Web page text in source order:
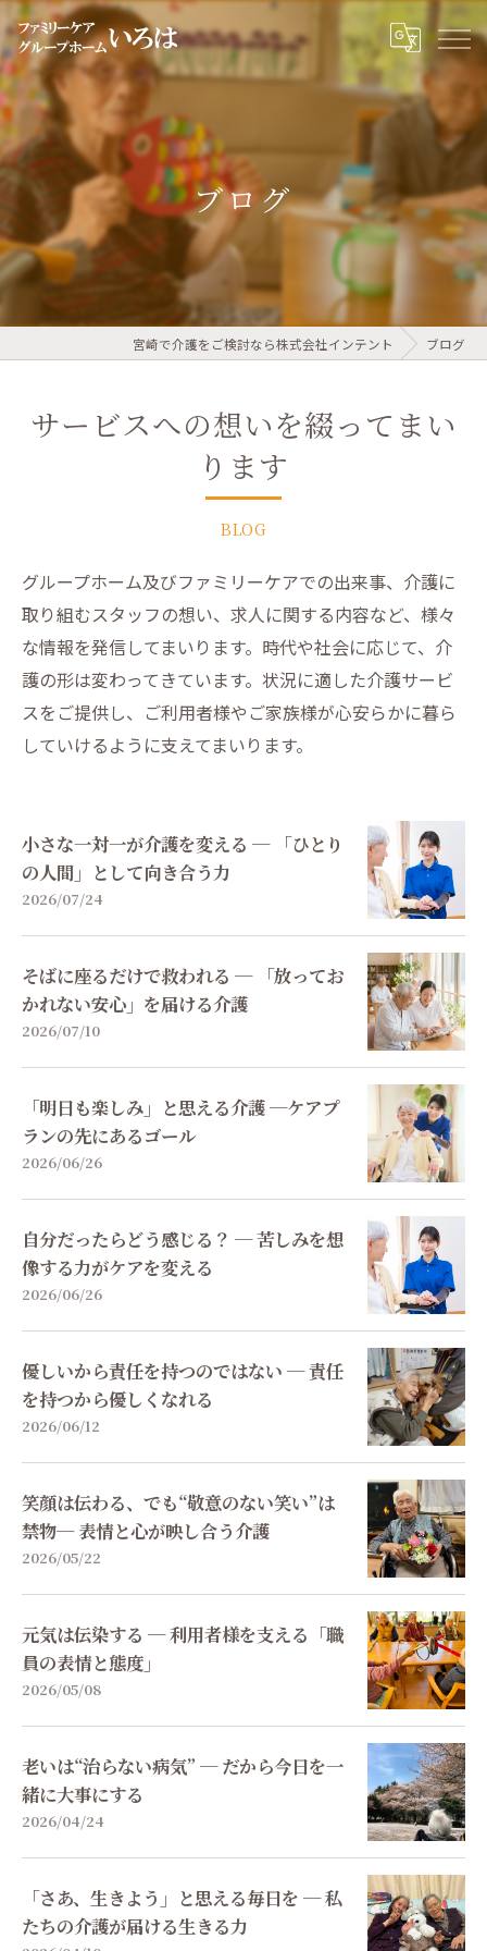
ブログ
宮崎で介護をご検討なら株式会社インテント ブログ
サービスへの想いを綴ってまい
ります
BLOG
グループホーム及びファミリーケアでの出来事、介護に
取り組むスタッフの想い、求人に関する内容など、様々
な情報を発信してまいります。時代や社会に応じて、介
護の形は変わってきています。状況に適した介護サービ
スをご提供し、ご利用者様やご家族様が心安らかに暮ら
していけるように支えてまいります。
小さな一対一が介護を変える ─ 「ひとり
の人間」として向き合う力
2026/07/24
そばに座るだけで救われる ─ 「放ってお
かれない安心」を届ける介護
2026/07/10
「明日も楽しみ」と思える介護 ─ケアプ
ランの先にあるゴール
2026/06/26
自分だったらどう感じる？ ─ 苦しみを想
像する力がケアを変える
2026/06/26
優しいから責任を持つのではない ─ 責任
を持つから優しくなれる
2026/06/12
笑顔は伝わる、でも“敬意のない笑い”は
禁物─ 表情と心が映し合う介護
2026/05/22
元気は伝染する ─ 利用者様を支える「職
員の表情と態度」
2026/05/08
老いは“治らない病気” ─ だから今日を一
緒に大事にする
2026/04/24
「さあ、生きよう」と思える毎日を ─ 私
たちの介護が届ける生きる力